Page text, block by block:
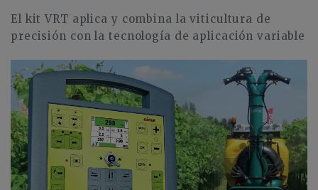
El kit VRT aplica y combina la viticultura de
precisión con la tecnología de aplicación variable